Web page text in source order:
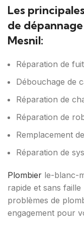
Les
de
Mesnil:
Réparation de
Débouchage de
Réparation de
Réparation de
Remplacement
Réparation de
Plombier le-blanc-
rapide et sans
problèmes de
engagement pour